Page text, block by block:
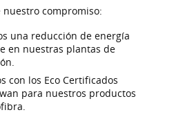
nuestro compromiso:
una reducción de energía
en nuestras plantas de
con los Eco Certificados
para nuestros productos